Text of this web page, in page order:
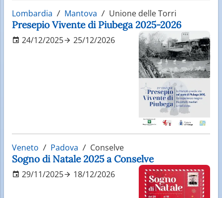
Lombardia Mantova Unione delle Torri
Presepio Vivente di Piubega 2025-2026
24/12/2025 25/12/2026
Veneto Padova Conselve
Sogno di Natale 2025 a Conselve
29/11/2025 18/12/2026